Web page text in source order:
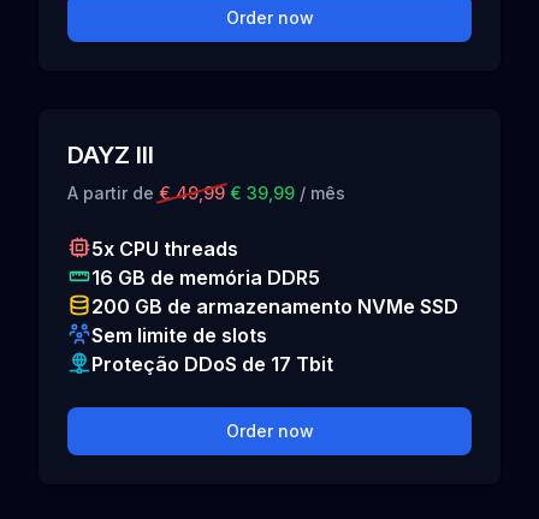
Order now
DAYZ III
A partir de € 49,99 € 39,99 / mês
5x CPU threads
16 GB de memória DDR5
200 GB de armazenamento NVMe SSD
Sem limite de slots
Proteção DDoS de 17 Tbit
Order now